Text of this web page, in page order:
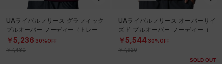
UAライバルフリース グラフィック
プルオーバー フーディー（トレーニ
ング/WOMEN）
￥5,236 30%OFF
￥7,480
UAライバルフリース オーバーサイ
ズド プルオーバー フーディー（ト
レーニング/WOMEN）
￥5,544 30%OFF
￥7,920
SOLD OUT